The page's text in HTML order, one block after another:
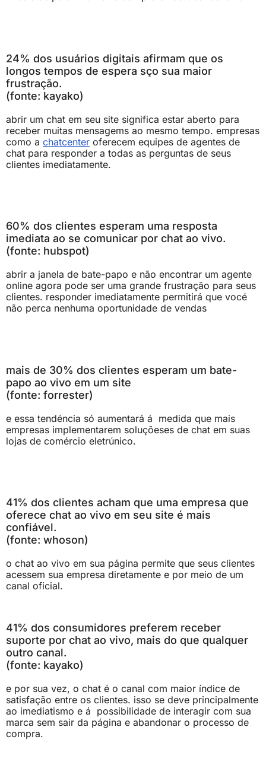
24% dos usuários digitais afirmam que os
longos tempos de espera sço sua maior
frustração.
(fonte: kayako)
abrir um chat em seu site significa estar aberto para
receber muitas mensagems ao mesmo tempo. empresas
como a chatcenter oferecem equipes de agentes de
chat para responder a todas as perguntas de seus
clientes imediatamente.
60% dos clientes esperam uma resposta
imediata ao se comunicar por chat ao vivo.
(fonte: hubspot)
abrir a janela de bate-papo e não encontrar um agente
online agora pode ser uma grande frustração para seus
clientes. responder imediatamente permitirá que vocé
não perca nenhuma oportunidade de vendas
mais de 30% dos clientes esperam um bate-
papo ao vivo em um site
(fonte: forrester)
e essa tendéncia só aumentará á medida que mais
empresas implementarem soluçõeses de chat em suas
lojas de comércio eletrúnico.
41% dos clientes acham que uma empresa que
oferece chat ao vivo em seu site é mais
confiável.
(fonte: whoson)
o chat ao vivo em sua página permite que seus clientes
acessem sua empresa diretamente e por meio de um
canal oficial.
41% dos consumidores preferem receber
suporte por chat ao vivo, mais do que qualquer
outro canal.
(fonte: kayako)
e por sua vez, o chat é o canal com maior índice de
satisfação entre os clientes. isso se deve principalmente
ao imediatismo e á possibilidade de interagir com sua
marca sem sair da página e abandonar o processo de
compra.